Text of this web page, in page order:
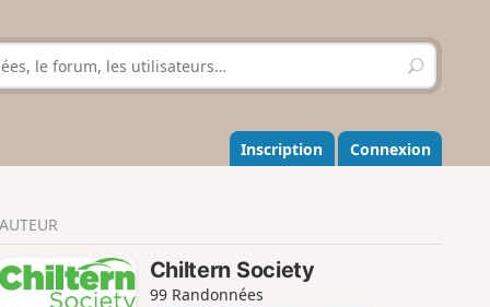
R
e
h
e
r
r
Inscription Connexion
AUTEUR
Chiltern Society
99 Randonnées